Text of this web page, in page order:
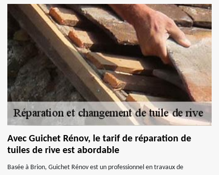
Avec Guichet Rénov, le tarif de réparation de
tuiles de rive est abordable
Basée à Brion, Guichet Rénov est un professionnel en travaux de